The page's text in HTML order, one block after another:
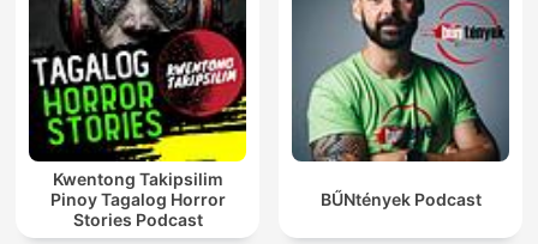
Kwentong Takipsilim
Pinoy Tagalog Horror
Stories Podcast
BŰNtények Podcast